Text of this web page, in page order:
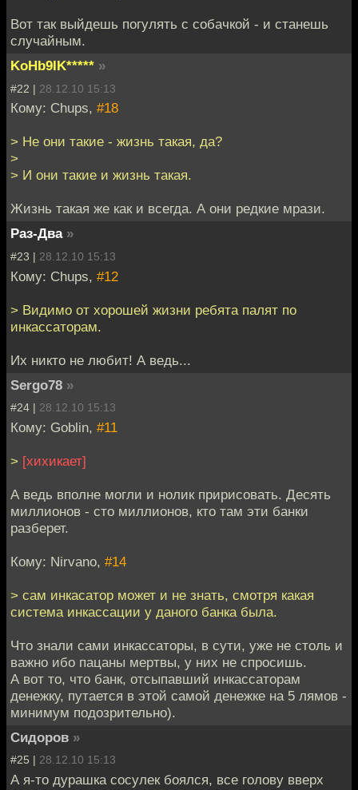
Вот так выйдешь погулять с собачкой - и станешь
случайным.
KoHb9IK***** »
#22 | 28.12.10 15:13
Кому: Chups, #18
> Не они такие - жизнь такая, да?
>
> И они такие и жизнь такая.
Жизнь такая же как и всегда. А они редкие мрази.
Раз-Два »
#23 | 28.12.10 15:13
Кому: Chups, #12
> Видимо от хорошей жизни ребята палят по
инкассаторам.
Их никто не любит! А ведь...
Sergo78 »
#24 | 28.12.10 15:13
Кому: Goblin, #11
> [хихикает]
А ведь вполне могли и нолик пририсовать. Десять
миллионов - сто миллионов, кто там эти банки
разберет.
Кому: Nirvano, #14
> сам инкасатор может и не знать, смотря какая
система инкассации у даного банка была.
Что знали сами инкассаторы, в сути, уже не столь и
важно ибо пацаны мертвы, у них не спросишь.
А вот то, что банк, отсыпавший инкассаторам
денежку, путается в этой самой денежке на 5 лямов -
минимум подозрительно).
Сидоров »
#25 | 28.12.10 15:13
А я-то дурашка сосулек боялся, все голову вверх